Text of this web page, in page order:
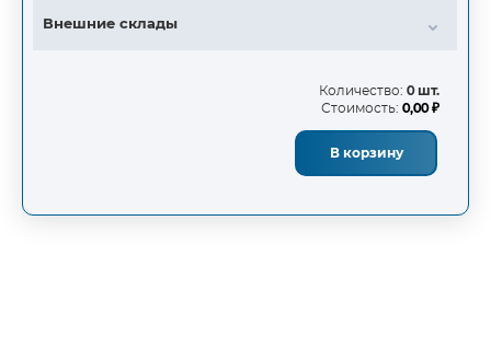
Внешние склады
Количество: 0 шт.
Стоимость: 0,00 ₽
В корзину